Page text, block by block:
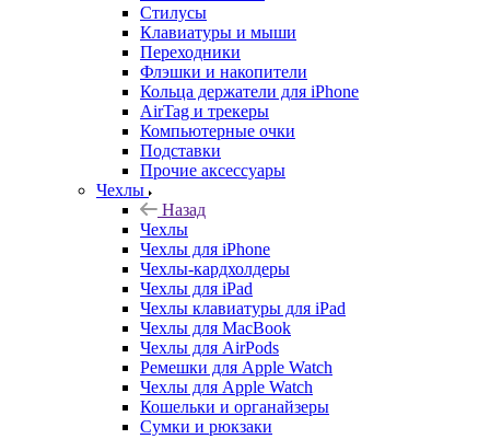
Стилусы
Клавиатуры и мыши
Переходники
Флэшки и накопители
Кольца держатели для iPhone
AirTag и трекеры
Компьютерные очки
Подставки
Прочие аксессуары
Чехлы
Назад
Чехлы
Чехлы для iPhone
Чехлы-кардхолдеры
Чехлы для iPad
Чехлы клавиатуры для iPad
Чехлы для MacBook
Чехлы для AirPods
Ремешки для Apple Watch
Чехлы для Apple Watch
Кошельки и органайзеры
Сумки и рюкзаки